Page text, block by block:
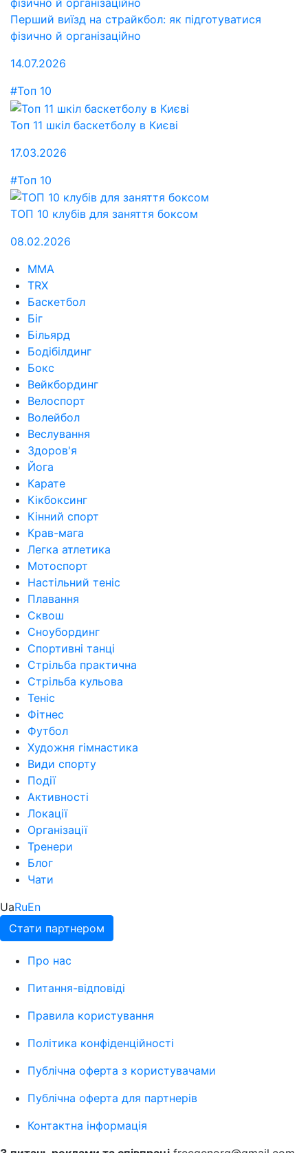
Перший виїзд на страйкбол: як підготуватися
фізично й організаційно
14.07.2026
#Топ 10
Топ 11 шкіл баскетболу в Києві
17.03.2026
#Топ 10
ТОП 10 клубів для заняття боксом
08.02.2026
MMA
TRX
Баскетбол
Біг
Більярд
Бодібілдинг
Бокс
Вейкбординг
Велоспорт
Волейбол
Веслування
Здоров'я
Йога
Карате
Кікбоксинг
Кінний спорт
Крав-мага
Легка атлетика
Мотоспорт
Настільний теніс
Плавання
Сквош
Сноубординг
Спортивні танці
Стрільба практична
Стрільба кульова
Теніс
Фітнес
Футбол
Художня гімнастика
Види спорту
Події
Активності
Локації
Організації
Тренери
Блог
Чати
UaRuEn
Стати партнером
Про нас
Питання-відповіді
Правила користування
Політика конфіденційності
Публічна оферта з користувачами
Публічна оферта для партнерів
Контактна інформація